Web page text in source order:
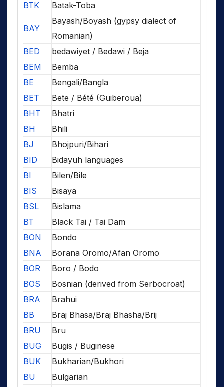
BTK
Batak-Toba
BAY
Bayash/Boyash (gypsy dialect of
Romanian)
BED
bedawiyet / Bedawi / Beja
BEM
Bemba
BE
Bengali/Bangla
BET
Bete / Bété (Guiberoua)
BHT
Bhatri
BH
Bhili
BJ
Bhojpuri/Bihari
BID
Bidayuh languages
BI
Bilen/Bile
BIS
Bisaya
BSL
Bislama
BT
Black Tai / Tai Dam
BON
Bondo
BNA
Borana Oromo/Afan Oromo
BOR
Boro / Bodo
BOS
Bosnian (derived from Serbocroat)
BRA
Brahui
BB
Braj Bhasa/Braj Bhasha/Brij
BRU
Bru
BUG
Bugis / Buginese
BUK
Bukharian/Bukhori
BU
Bulgarian